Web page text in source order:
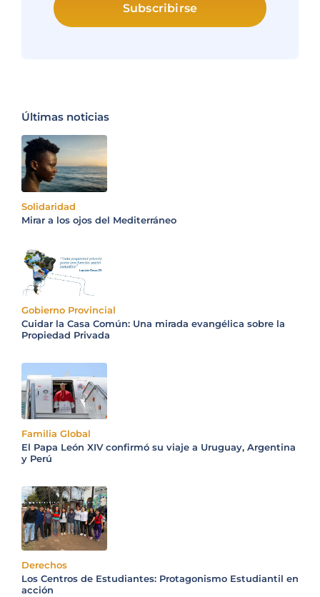
Subscribirse
Últimas noticias
Solidaridad
Mirar a los ojos del Mediterráneo
Gobierno Provincial
Cuidar la Casa Común: Una mirada evangélica sobre la
Propiedad Privada
Familia Global
El Papa León XIV confirmó su viaje a Uruguay, Argentina
y Perú
Derechos
Los Centros de Estudiantes: Protagonismo Estudiantil en
acción